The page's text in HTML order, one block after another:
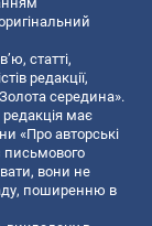
статті,
редакції,
середина».
редакція має
«Про авторські
письмового
вони не
поширенню в